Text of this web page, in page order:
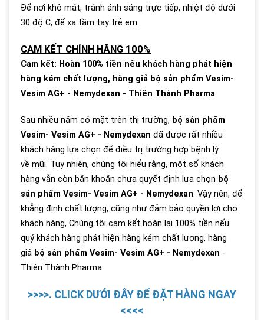
Để nơi khô mát, tránh ánh sáng trực tiếp, nhiệt độ dưới
30 độ C, để xa tầm tay trẻ em.
CAM KẾT CHÍNH HÃNG 100%
Cam kết: Hoàn 100% tiền nếu khách hàng phát hiện
hàng kém chất lượng, hàng giả bộ sản phẩm Vesim-
Vesim AG+ - Nemydexan - Thiên Thành Pharma
Sau nhiều năm có mặt trên thị trường, bộ sản phẩm
Vesim- Vesim AG+ - Nemydexan đã được rất nhiều
khách hàng lựa chọn để điều trị trường hợp bệnh lý
về mũi. Tuy nhiên, chúng tôi hiểu rằng, một số khách
hàng vẫn còn băn khoăn chưa quyết định lựa chọn bộ
sản phẩm Vesim- Vesim AG+ - Nemydexan. Vậy nên, để
khẳng định chất lượng, cũng như đảm bảo quyền lợi cho
khách hàng, Chúng tôi cam kết hoàn lại 100% tiền nếu
quý khách hàng phát hiện hàng kém chất lượng, hàng
giả bộ sản phẩm Vesim- Vesim AG+ - Nemydexan -
Thiên Thành Pharma
>>>>. CLICK DƯỚI ĐÂY ĐỂ ĐẶT HÀNG NGAY
<<<<